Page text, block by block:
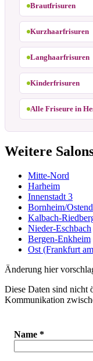
Brautfrisuren
Kurzhaarfrisuren
Langhaarfrisuren
Kinderfrisuren
Alle Friseure in
Weitere
Mitte-Nord
Harheim
Innenstadt 3
Bornheim/Ostend
Kalbach-
Nieder-Eschbach
Bergen-Enkheim
Ost (Frankfurt
Änderung hier
Diese Daten sind nicht
Kommunikation
Name *